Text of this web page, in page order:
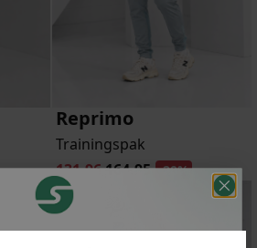
Reprimo
Trainingspak
131.96164.95 -20%